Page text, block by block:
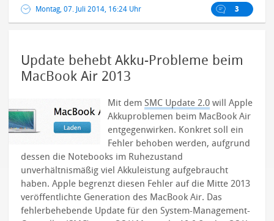
Montag, 07. Juli 2014, 16:24 Uhr 3
Update behebt Akku-Probleme beim
MacBook Air 2013
Mit demSMC Update 2.0 will Apple
Akkuproblemen beim MacBook Air
entgegenwirken. Konkret soll ein
Fehler behoben werden, aufgrund
dessen die Notebooks im Ruhezustand
unverhältnismäßig viel Akkuleistung aufgebraucht
haben.Apple begrenzt diesen Fehler auf die Mitte 2013
veröffentlichte Generation des MacBook Air. Das
fehlerbehebende Update für den System-Management-